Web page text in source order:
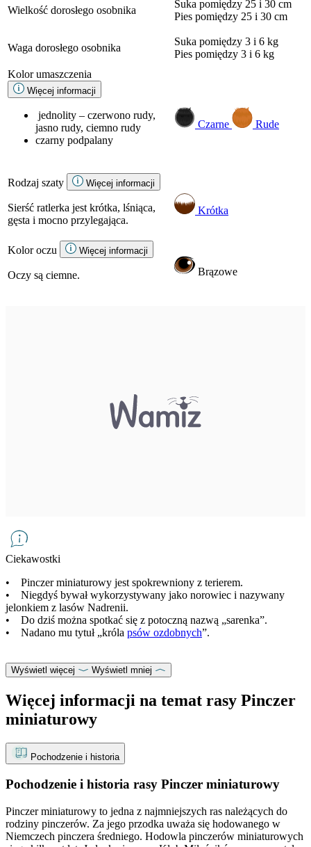
Wielkość dorosłego osobnika
Suka pomiędzy 25 i 30 cm
Pies pomiędzy 25 i 30 cm
Waga dorosłego osobnika
Suka pomiędzy 3 i 6 kg
Pies pomiędzy 3 i 6 kg
Kolor umaszczenia
Więcej informacji
jednolity – czerwono rudy,
jasno rudy, ciemno rudy
czarny podpalany
Czarne Rude
Rodzaj szaty Więcej informacji
Sierść ratlerka jest krótka, lśniąca,
gęsta i mocno przylegająca.
Krótka
Kolor oczu Więcej informacji
Oczy są ciemne. Brązowe
Ciekawostki
• Pinczer miniaturowy jest spokrewniony z terierem.
• Niegdyś bywał wykorzystywany jako norowiec i nazywany
jelonkiem z lasów Nadrenii.
• Do dziś można spotkać się z potoczną nazwą „sarenka”.
• Nadano mu tytuł „króla psów ozdobnych”.
Wyświetl więcej Wyświetl mniej
Więcej informacji na temat rasy Pinczer
miniaturowy
Pochodzenie i historia
Pochodzenie i historia rasy Pinczer miniaturowy
Pinczer miniaturowy to jedna z najmniejszych ras należących do
rodziny pinczerów. Za jego przodka uważa się hodowanego w
Niemczech pinczera średniego. Hodowla pinczerów miniaturowych